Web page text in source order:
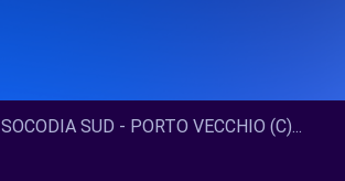
SOCODIA SUD - PORTO VECCHIO (C)...